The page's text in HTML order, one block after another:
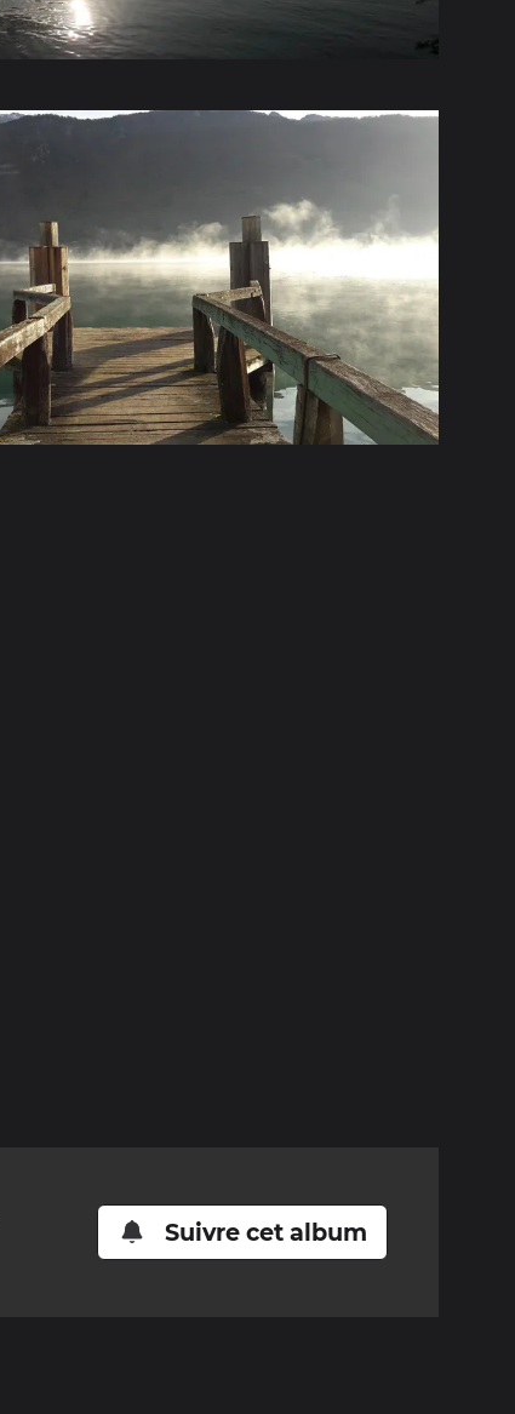
Suivre cet album